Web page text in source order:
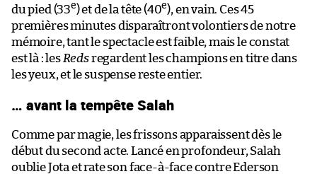
du pied (33e) et de la tête (40e), en vain. Ces 45
premières minutes disparaîtront volontiers de notre
mémoire, tant le spectacle est faible, mais le constat
est là : les Redsregardent les champions en titre dans
les yeux, et le suspense reste entier.
… avant la tempête Salah
Comme par magie, les frissons apparaissent dès le
début du second acte. Lancé en profondeur, Salah
oublie Jota et rate son face-à-face contre Ederson